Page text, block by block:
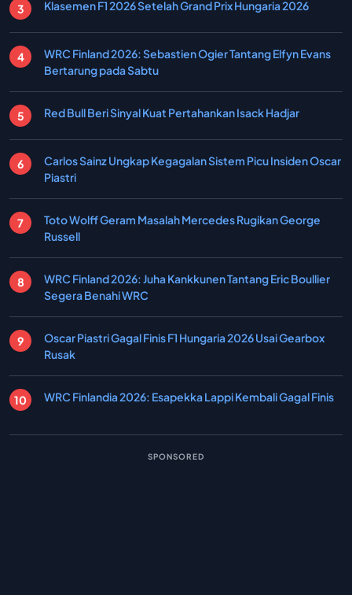
Klasemen F1 2026 Setelah Grand Prix Hungaria 2026
WRC Finland 2026: Sebastien Ogier Tantang Elfyn Evans
Bertarung pada Sabtu
Red Bull Beri Sinyal Kuat Pertahankan Isack Hadjar
Carlos Sainz Ungkap Kegagalan Sistem Picu Insiden Oscar
Piastri
Toto Wolff Geram Masalah Mercedes Rugikan George
Russell
WRC Finland 2026: Juha Kankkunen Tantang Eric Boullier
Segera Benahi WRC
Oscar Piastri Gagal Finis F1 Hungaria 2026 Usai Gearbox
Rusak
WRC Finlandia 2026: Esapekka Lappi Kembali Gagal Finis
SPONSORED